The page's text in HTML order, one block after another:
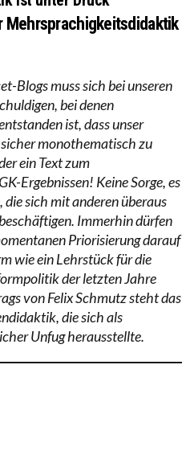
Mehrsprachigkeitsdidaktik
Blogs muss sich bei unseren
bei denen
ist, dass unser
monothematisch zu
ein Text zum
Ergebnissen! Keine Sorge, es
sich mit anderen überaus
Immerhin dürfen
Priorisierung darauf
wie ein Lehrstück für die
der letzten Jahre
von Felix Schmutz steht das
die sich als
Unfug herausstellte.